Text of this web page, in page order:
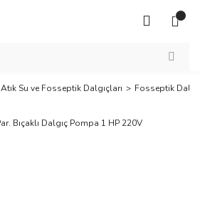
Atık Su ve Fosseptik Dalgıçları Fosseptik